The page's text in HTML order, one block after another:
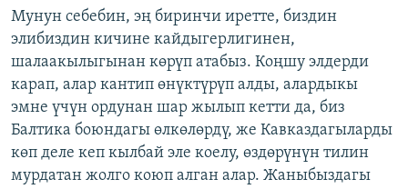
Мунун себебин, эң биринчи иретте, биздин
элибиздин кичине кайдыгерлигинен,
шалаакылыгынан көрүп атабыз. Коңшу элдерди
карап, алар кантип өнүктүрүп алды, алардыкы
эмне үчүн ордунан шар жылып кетти да, биз
Балтика боюндагы өлкөлөрдү, же Кавказдагыларды
көп деле кеп кылбай эле коелу, өздөрүнүн тилин
мурдатан жолго коюп алган алар. Жаныбыздагы